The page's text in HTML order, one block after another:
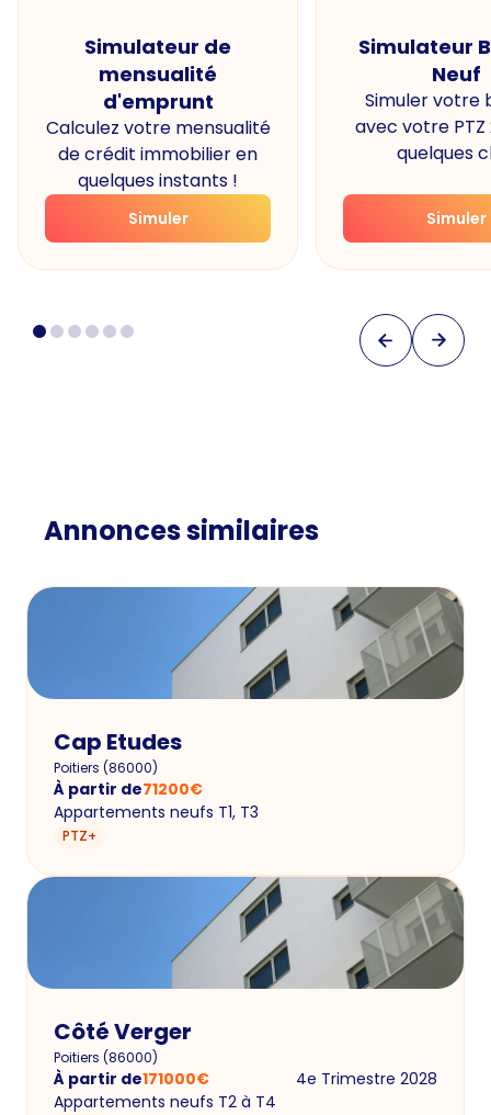
Simulateur de
mensualité
d'emprunt
Calculez votre mensualité
de crédit immobilier en
quelques instants !
Simuler
Simulateur
Neuf
Simuler votre
avec votre PTZ
quelques
Simuler
Annonces similaires
Cap Etudes
Poitiers (86000)
À partir de71200€
Appartements neufs T1, T3
PTZ+
Côté Verger
Poitiers (86000)
À partir de171000€
4e Trimestre 2028
Appartements neufs T2 à T4